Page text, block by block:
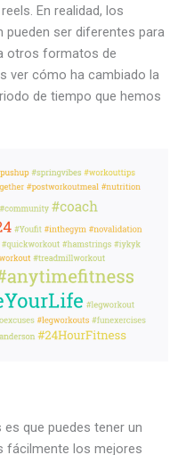
En realidad, los
ser diferentes para
otros formatos de
ver cómo ha cambiado la
de tiempo que hemos
que puedes tener un
fácilmente los mejores